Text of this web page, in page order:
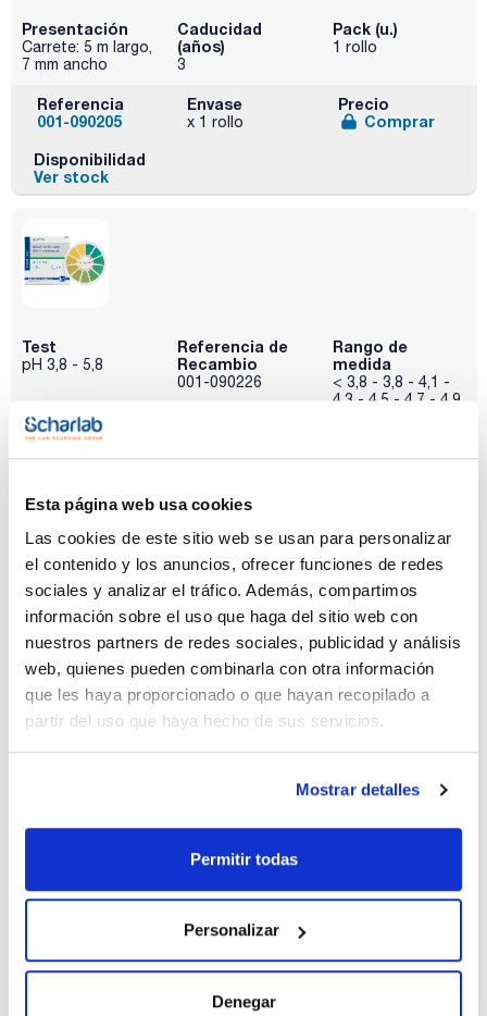
Esta página web usa cookies
Las cookies de este sitio web se usan para personalizar
el contenido y los anuncios, ofrecer funciones de redes
sociales y analizar el tráfico. Además, compartimos
información sobre el uso que haga del sitio web con
nuestros partners de redes sociales, publicidad y análisis
web, quienes pueden combinarla con otra información
que les haya proporcionado o que hayan recopilado a
partir del uso que haya hecho de sus servicios.
Mostrar detalles
Permitir todas
Personalizar
Denegar
Presentación
Carrete: 5 m largo,
7 mm ancho
Caducidad
(años)
3
Pack (u.)
1 rollo
Referencia
001-090205
Envase
x 1 rollo
Precio
Comprar
Disponibilidad
Ver stock
Test
pH 3,8 - 5,8
Referencia de
Recambio
001-090226
Rango de
medida
< 3,8 - 3,8 - 4,1 -
4,3 - 4,5 - 4,7 - 4,9
7 mm ancho
3
Referencia
001-090206
Envase
x 1 rollo
Precio
Comprar
Disponibilidad
Ver stock
MNG-090227
Rango de
4,0 - 4,3 - 4,6 - 4,9
Presentación
Caducidad
3
Pack (u.)
Referencia
Envase
x 1 rollo
Precio